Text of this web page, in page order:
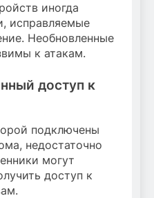
иногда
исправляемые
Необновленные
к атакам.
доступ к
подключены
недостаточно
могут
доступ к